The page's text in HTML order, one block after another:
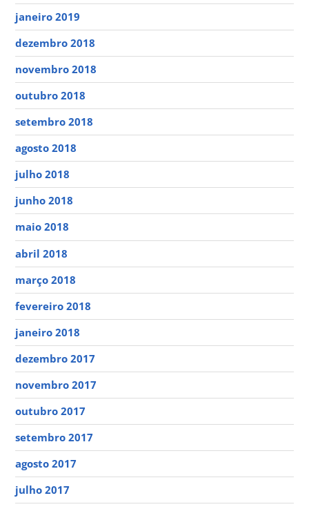
janeiro 2019
dezembro 2018
novembro 2018
outubro 2018
setembro 2018
agosto 2018
julho 2018
junho 2018
maio 2018
abril 2018
março 2018
fevereiro 2018
janeiro 2018
dezembro 2017
novembro 2017
outubro 2017
setembro 2017
agosto 2017
julho 2017